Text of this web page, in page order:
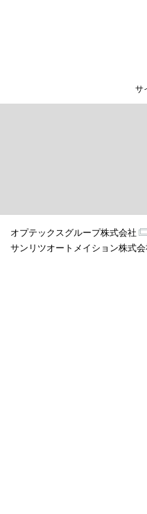
サ
オプテックスグループ株式会社
サンリツオートメイション株式会